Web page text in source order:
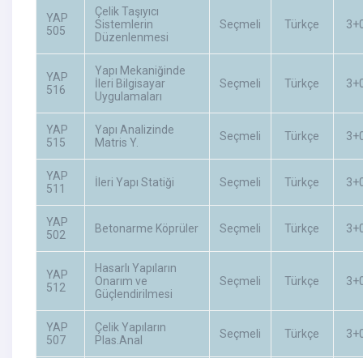
YAP
505
Çelik Taşıyıcı
Sistemlerin
Düzenlenmesi
Seçmeli Türkçe
YAP
516
Yapı Mekaniğinde
İleri Bilgisayar
Uygulamaları
Seçmeli Türkçe
YAP
515
Yapı Analizinde
Matris Y.
Seçmeli Türkçe
YAP
511
İleri Yapı Statiği Seçmeli Türkçe
YAP
502
Betonarme Köprüler Seçmeli Türkçe
YAP
512
Hasarlı Yapıların
Onarım ve
Güçlendirilmesi
Seçmeli Türkçe
YAP
507
Çelik Yapıların
Plas.Anal
Seçmeli Türkçe